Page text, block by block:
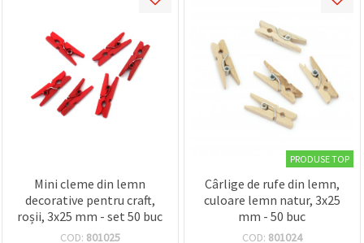
Mini cleme din lemn
decorative pentru craft,
roșii, 3x25 mm - set 50 buc
COD: 801025
PRODUSE TOP
Cârlige de rufe din lemn,
culoare lemn natur, 3x25
mm - 50 buc
COD: 801024